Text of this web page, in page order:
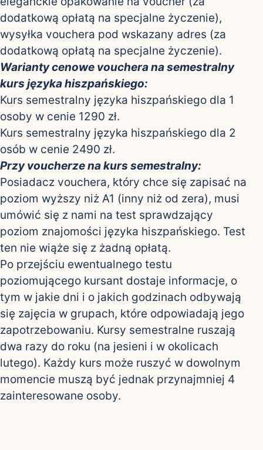
dodatkową opłatą na specjalne życzenie),
wysyłka vouchera pod wskazany adres (za
dodatkową opłatą na specjalne życzenie).
Warianty cenowe vouchera na semestralny
kurs języka hiszpańskiego:
Kurs semestralny języka hiszpańskiego dla 1
osoby w cenie 1290 zł.
Kurs semestralny języka hiszpańskiego dla 2
osób w cenie 2490 zł.
Przy voucherze na kurs semestralny:
Posiadacz vouchera, który chce się zapisać na
poziom wyższy niż A1 (inny niż od zera), musi
umówić się z nami na test sprawdzający
poziom znajomości języka hiszpańskiego. Test
ten nie wiąże się z żadną opłatą.
Po przejściu ewentualnego testu
poziomującego kursant dostaje informacje, o
tym w jakie dni i o jakich godzinach odbywają
się zajęcia w grupach, które odpowiadają jego
zapotrzebowaniu. Kursy semestralne ruszają
dwa razy do roku (na jesieni i w okolicach
lutego). Każdy kurs może ruszyć w dowolnym
momencie muszą być jednak przynajmniej 4
zainteresowane osoby.